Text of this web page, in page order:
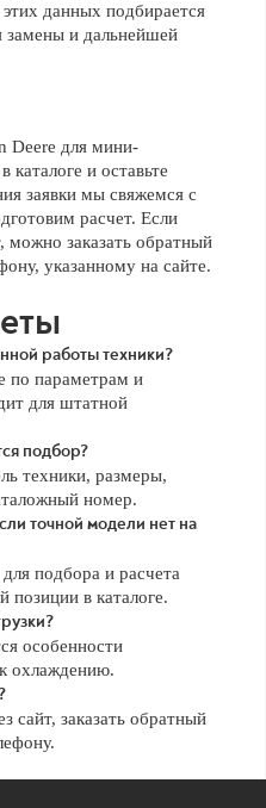
данных подбирается
замены и дальнейшей
Deere для мини-
каталоге и оставьте
заявки мы свяжемся с
расчет. Если
можно заказать обратный
указанному на сайте.
работы техники?
по параметрам и
для штатной
подбор?
техники, размеры,
номер.
точной модели нет на
подбора и расчета
позиции в каталоге.
особенности
охлаждению.
сайт, заказать обратный